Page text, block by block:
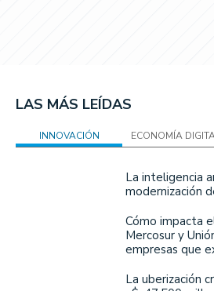
LAS MÁS LEÍDAS
INNOVACIÓN ECONOMÍA
La inteligencia
modernización
Cómo impacta
Mercosur y
empresas que
La uberización